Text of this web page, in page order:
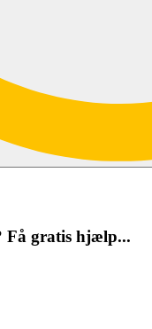
Få gratis hjælp...